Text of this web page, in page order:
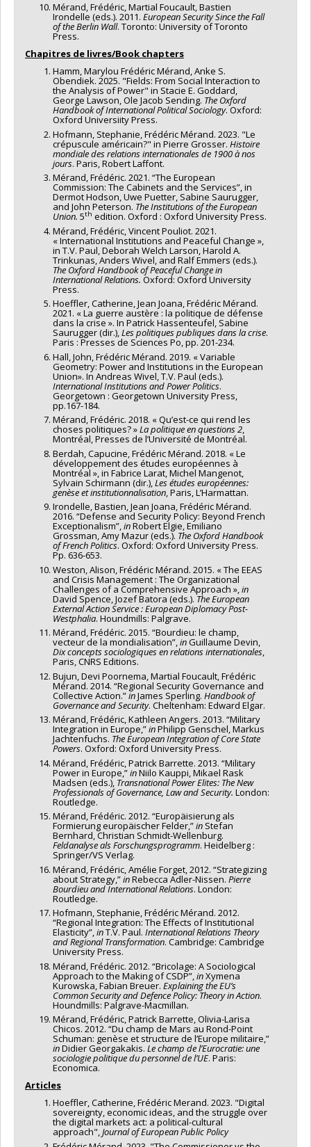
Mérand, Frédéric, Martial Foucault, Bastien
Irondelle (eds.). 2011. European Security Since the Fall
of the Berlin Wall. Toronto: University of Toronto
Press.
Chapitres de livres/Book chapters
Hamm, Marylou Frédéric Mérand, Anke S.
Obendiek. 2025. "Fields: From Social Interaction to
the Analysis of Power" in Stacie E. Goddard,
George Lawson, Ole Jacob Sending. The Oxford
Handbook of International Political Sociology. Oxford:
Oxford Universiity Press.
Hofmann, Stephanie, Frédéric Mérand. 2023. "Le
crépuscule américain?" in Pierre Grosser. Histoire
mondiale des relations internationales de 1900 à nos
jours. Paris, Robert Laffont.
Mérand, Frédéric. 2021. “The European
Commission: The Cabinets and the Services”, in
Dermot Hodson, Uwe Puetter, Sabine Saurugger,
and John Peterson. The Institutions of the European
Union. 5th edition. Oxford : Oxford University Press.
Mérand, Frédéric, Vincent Pouliot. 2021.
« International Institutions and Peaceful Change »,
in T.V. Paul, Deborah Welch Larson, Harold A.
Trinkunas, Anders Wivel, and Ralf Emmers (eds.).
The Oxford Handbook of Peaceful Change in
International Relations. Oxford: Oxford University
Press.
Hoeffler, Catherine, Jean Joana, Frédéric Mérand.
2021. « La guerre austère : la politique de défense
dans la crise ». In Patrick Hassenteufel, Sabine
Saurugger (dir.),Les politiques publiques dans la crise.
Paris : Presses de Sciences Po, pp. 201-234.
Hall, John, Frédéric Mérand. 2019. « Variable
Geometry: Power and Institutions in the European
Union». In Andreas Wivel, T.V. Paul (eds.).
International Institutions and Power Politics.
Georgetown : Georgetown University Press,
pp.167-184.
Mérand, Frédéric. 2018. « Qu’est-ce qui rend les
choses politiques? »La politique en questions 2,
Montréal, Presses de l’Université de Montréal.
Berdah, Capucine, Frédéric Mérand. 2018. « Le
développement des études européennes à
Montréal », in Fabrice Larat, Michel Mangenot,
Sylvain Schirmann (dir.),Les études européennes:
genèse et institutionnalisation, Paris, L’Harmattan.
Irondelle, Bastien, Jean Joana, Frédéric Mérand.
2016. “Defense and Security Policy: Beyond French
Exceptionalism”,inRobert Elgie, Emiliano
Grossman, Amy Mazur (eds.). The Oxford Handbook
of French Politics. Oxford: Oxford University Press.
Pp. 636-653.
Weston, Alison, Frédéric Mérand. 2015. « The EEAS
and Crisis Management : The Organizational
Challenges of a Comprehensive Approach »,in
David Spence, Jozef Batora (eds.).The European
External Action Service : European Diplomacy Post-
Westphalia. Houndmills: Palgrave.
Mérand, Frédéric. 2015. “Bourdieu: le champ,
vecteur de la mondialisation”,inGuillaume Devin,
Dix concepts sociologiques en relations internationales,
Paris, CNRS Editions.
Bujun, Devi Poornema, Martial Foucault, Frédéric
Mérand. 2014. “Regional Security Governance and
Collective Action.”inJames Sperling. Handbook of
Governance and Security. Cheltenham: Edward Elgar.
Mérand, Frédéric, Kathleen Angers. 2013. “Military
Integration in Europe,”inPhilipp Genschel, Markus
Jachtenfuchs. The European Integration of Core State
Powers. Oxford: Oxford University Press.
Mérand, Frédéric, Patrick Barrette. 2013. “Military
Power in Europe,”inNiilo Kauppi, Mikael Rask
Madsen (eds.), Transnational Power Elites: The New
Professionals of Governance, Law and Security. London:
Routledge.
Mérand, Frédéric. 2012. “Europäisierung als
Formierung europäischer Felder,”in Stefan
Bernhard, Christian Schmidt-Wellenburg.
Feldanalyse als Forschungsprogramm. Heidelberg :
Springer/VS Verlag.
Mérand, Frédéric, Amélie Forget, 2012. “Strategizing
about Strategy,”inRebecca Adler-Nissen. Pierre
Bourdieu and International Relations. London:
Routledge.
Hofmann, Stephanie, Frédéric Mérand. 2012.
“Regional Integration: The Effects of Institutional
Elasticity”,inT.V. Paul. International Relations Theory
and Regional Transformation. Cambridge: Cambridge
University Press.
Mérand, Frédéric. 2012. “Bricolage: A Sociological
Approach to the Making of CSDP”,inXymena
Kurowska, Fabian Breuer. Explaining the EU’s
Common Security and Defence Policy: Theory in Action.
Houndmills: Palgrave-Macmillan.
Mérand, Frédéric, Patrick Barrette, Olivia-Larisa
Chicos. 2012. “Du champ de Mars au Rond-Point
Schuman: genèse et structure de l’Europe militaire,”
inDidier Georgakakis. Le champ de l’Eurocratie: une
sociologie politique du personnel de l’UE. Paris:
Economica.
Articles
Hoeffler, Catherine, Frédéric Merand. 2023. "Digital
sovereignty, economic ideas, and the struggle over
the digital markets act: a political-cultural
approach",Journal of European Public Policy